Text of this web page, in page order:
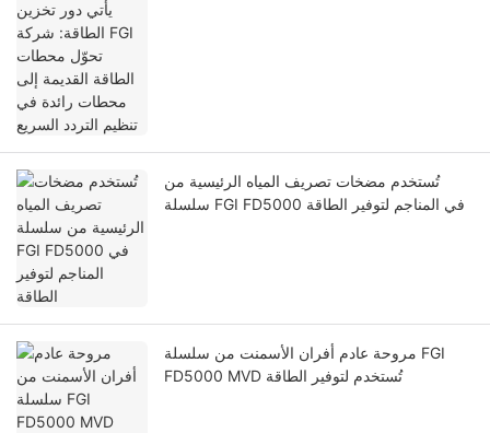
تُستخدم مضخات تصريف المياه الرئيسية من
سلسلة FGI FD5000 في المناجم لتوفير الطاقة
مروحة عادم أفران الأسمنت من سلسلة FGI
FD5000 MVD تُستخدم لتوفير الطاقة